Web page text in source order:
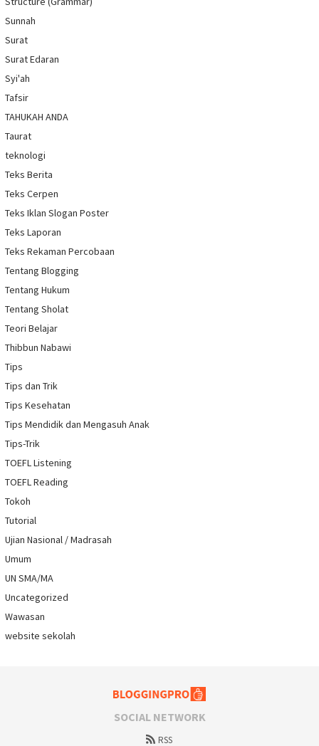
Sunnah
Surat
Surat Edaran
Syi'ah
Tafsir
TAHUKAH ANDA
Taurat
teknologi
Teks Berita
Teks Cerpen
Teks Iklan Slogan Poster
Teks Laporan
Teks Rekaman Percobaan
Tentang Blogging
Tentang Hukum
Tentang Sholat
Teori Belajar
Thibbun Nabawi
Tips
Tips dan Trik
Tips Kesehatan
Tips Mendidik dan Mengasuh Anak
Tips-Trik
TOEFL Listening
TOEFL Reading
Tokoh
Tutorial
Ujian Nasional / Madrasah
Umum
UN SMA/MA
Uncategorized
Wawasan
website sekolah
SOCIAL NETWORK
RSS